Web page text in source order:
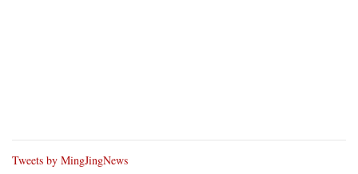
Tweets by MingJingNews